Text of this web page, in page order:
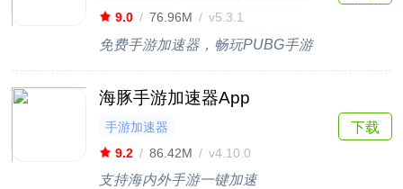
9.0 / 76.96M / v5.3.1
免费手游加速器，畅玩PUBG手游
海豚手游加速器App
手游加速器
9.2 / 86.42M / v4.10.0
支持海内外手游一键加速
下载